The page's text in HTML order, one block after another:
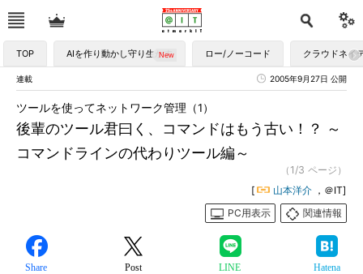
TOP AIを作り動かし守り生かす ロー/ノーコード クラウドネイ
連載 2005年9月27日 公開
後輩のツール君曰く、コマンドはもう古い！？ ～
コマンドラインの代わりツール編～
ツールを使ってネットワーク管理（1）
（1/3 ページ）
[
山本洋介 ，＠IT]
PC用表示
関連情報
Share Post LINE Hatena